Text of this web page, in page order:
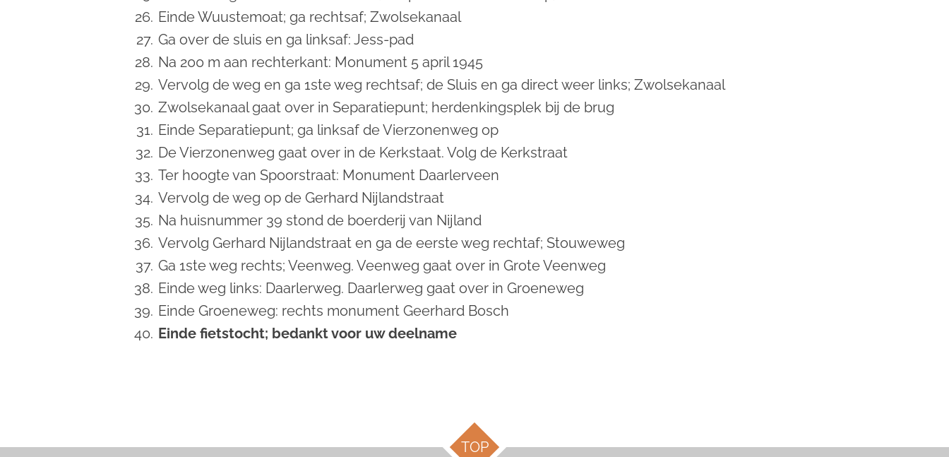
Einde Wuustemoat; ga rechtsaf; Zwolsekanaal
Ga over de sluis en ga linksaf: Jess-pad
Na 200 m aan rechterkant: Monument 5 april 1945
Vervolg de weg en ga 1ste weg rechtsaf; de Sluis en ga direct weer links; Zwolsekanaal
Zwolsekanaal gaat over in Separatiepunt; herdenkingsplek bij de brug
Einde Separatiepunt; ga linksaf de Vierzonenweg op
De Vierzonenweg gaat over in de Kerkstaat. Volg de Kerkstraat
Ter hoogte van Spoorstraat: Monument Daarlerveen
Vervolg de weg op de Gerhard Nijlandstraat
Na huisnummer 39 stond de boerderij van Nijland
Vervolg Gerhard Nijlandstraat en ga de eerste weg rechtaf; Stouweweg
Ga 1ste weg rechts; Veenweg. Veenweg gaat over in Grote Veenweg
Einde weg links: Daarlerweg. Daarlerweg gaat over in Groeneweg
Einde Groeneweg: rechts monument Geerhard Bosch
Einde fietstocht; bedankt voor uw deelname
TOP